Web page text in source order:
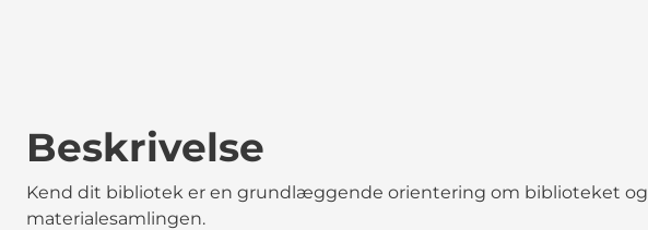
Beskrivelse
Kend dit bibliotek er en grundlæggende orientering om biblioteket og
materialesamlingen.